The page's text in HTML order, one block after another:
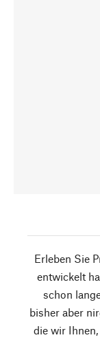
Erleben Sie
entwickelt
schon
bisher aber
die wir